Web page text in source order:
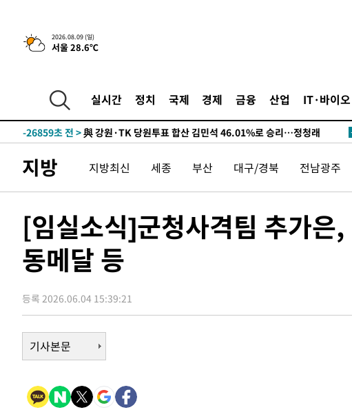
2026.08.09 (일)
서울 28.6℃
실시간 정치 국제 경제 금융 산업 IT·바이오
4시간 전 >美 국방부, 켄달 전 공군장관 보안허가 취소…“에어포스원 기밀정보, 언
론 누출”
-31549초 전 >태풍 돌핀, 중 저장성 타이저우시 해안에 상륙 (1보)
-27525초 전 >
[속보]與 강원·TK 당원투표 합산 김민석 48.54%로 승리…정청래
44.40%
-26859초 전 >
44.53%
-26699초 전 >[속보]與전대 권리당원투표…강원·경북 김민석, 대구 정청래 승리
45.71%
-26408초 전 >
[속보]與 당대표 경선, 대구 권리당원 투표 정청래 47.82%·김민석
-26205초 전 >[속보]與 당대표 경선, 강원 권리당원 투표 김민석 승리…50.30%
-16765초 전 > [속보]장은수, KLPGA 제주삼다수 역전 우승…데뷔 10년 차에 첫
정상
-12130초 전 >"얼마나 더웠으면"…안동 물길공원서 헤엄친 구렁이 '소동'
-12057초 전 >손흥민, 68분 뛰고 2경기 침묵…LAFC, 톨루카에 1-0 승리(종합)
-10081초 전 >이강인, 오늘 서울서 AT마드리드 입단식…'전례 없는 특급대우'
59분 전 >콜롬비아 신임 우파 대통령 취임 하루만에 차량폭탄 폭발 사건
2시간 전 >튀르키예 외무장관, "메카 3국 방위협정은 이란이 목표 아냐 " 밝혀
3시간 전 > 이군이 불법 군시설 건설한 레바논 남부에서 레바논군 3명 폭발로 부상
4시간 전 >[속보]美중부 사령관, 이스라엘 긴급방문 다중화된 전선 상황 논의
지방 지방최신 세종 부산 대구/경북 전남광주
[임실소식]군청사격팀 추가
동메달 등
등록 2026.06.04 15:39:21
기사본문